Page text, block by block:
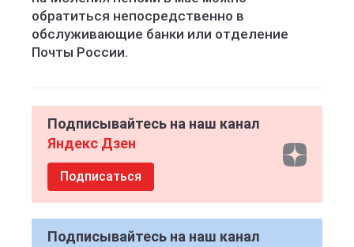
обратиться непосредственно в
обслуживающие банки или отделение
Почты России.
Подписывайтесь на наш канал
Яндекс Дзен
Подписаться
Подписывайтесь на наш канал